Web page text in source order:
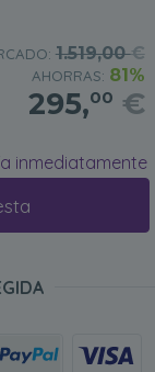
1.519,00€
AHORRAS: 81%
295,00 €
inmediatamente